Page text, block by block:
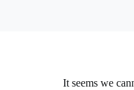
It seems we